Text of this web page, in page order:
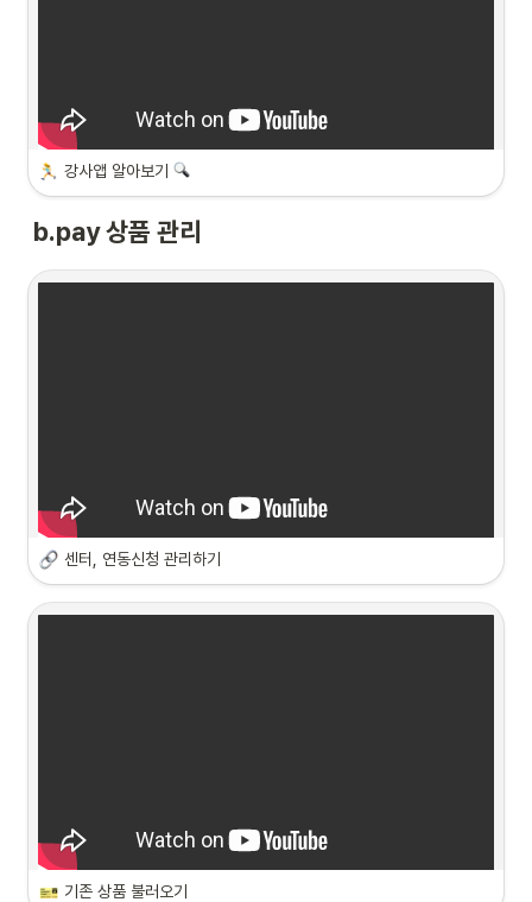
강사앱 알아보기
b.pay 상품 관리
센터, 연동신청 관리하기
기존 상품 불러오기